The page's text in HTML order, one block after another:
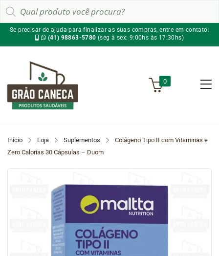
produtos
Se precisar de ajuda para finalizar as suas compras, entre em contato:
(41) 98863-5780 (seg à sex: 9:00hs às 17:30hs)
0
Início Loja Suplementos
Colágeno Tipo II com Vitaminas e
Zero Calorias 30 Cápsulas – Duom